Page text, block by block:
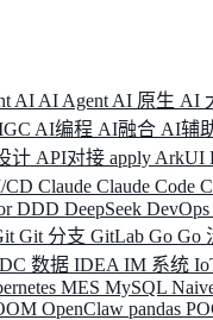
AI AI Agent AI 原生 AI
AI编程 AI融合 AI辅
计 API对接 apply ArkUI
CD Claude Claude Code
DDD DeepSeek DevOps
Git 分支 GitLab Go Go
数据 IDEA IM 系统
MES MySQL
OpenClaw pandas